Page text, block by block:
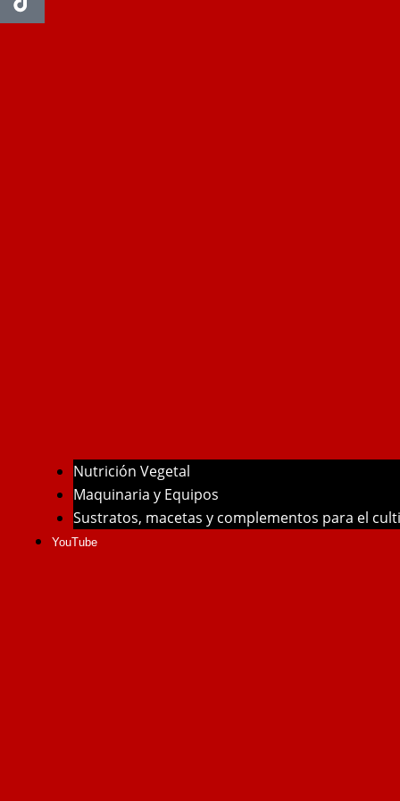
Nutrición Vegetal
Maquinaria y Equipos
Sustratos, macetas y complementos para el
YouTube